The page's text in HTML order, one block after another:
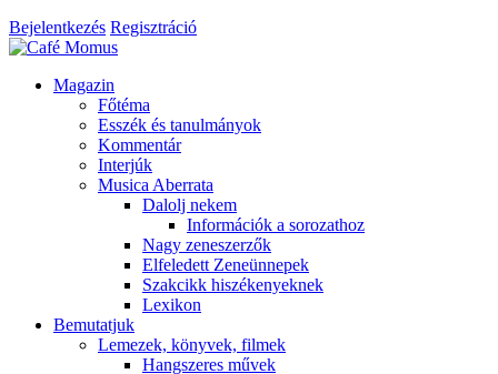
Bejelentkezés Regisztráció
Magazin
Főtéma
Esszék és tanulmányok
Kommentár
Interjúk
Musica Aberrata
Dalolj nekem
Információk a sorozathoz
Nagy zeneszerzők
Elfeledett Zeneünnepek
Szakcikk hiszékenyeknek
Lexikon
Bemutatjuk
Lemezek, könyvek, filmek
Hangszeres művek